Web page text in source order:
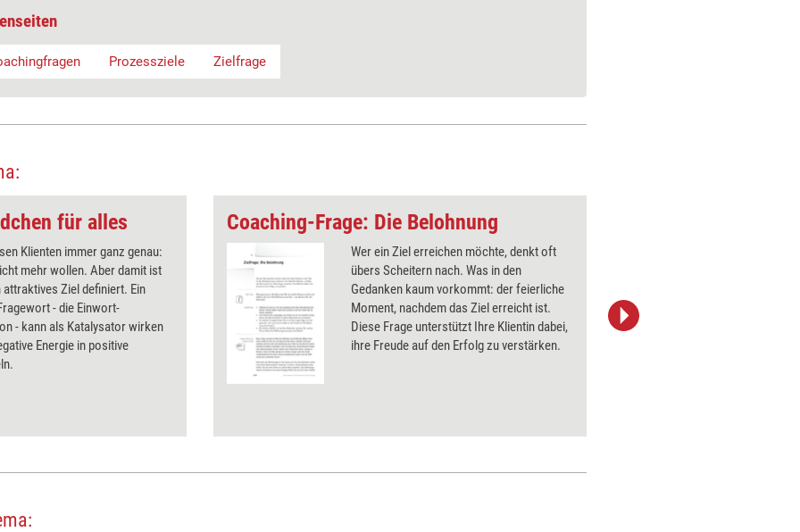
Prozessziele Zielfrage
für alles
Klienten immer ganz genau:
mehr wollen. Aber damit ist
attraktives Ziel definiert. Ein
- die Einwort-
- kann als Katalysator wirken
Energie in positive
Coaching-Frage: Die Belohnung
Wer ein Ziel erreichen möchte, denkt oft
übers Scheitern nach. Was in den
Gedanken kaum vorkommt: der feierliche
Moment, nachdem das Ziel erreicht ist.
Diese Frage unterstützt Ihre Klientin dabei,
ihre Freude auf den Erfolg zu verstärken.